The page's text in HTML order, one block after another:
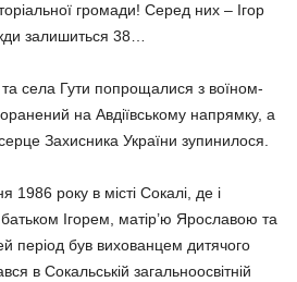
громади! Серед них – Ігор
зали­шиться 38…
села Гути попрощалися з воїном-
на Авдіївському напрямку, а
За­хисника України зупинилося.
1986 року в місті Сокалі, де і
Ігорем, матір’ю Ярославою та
період був вихо­ванцем дитячого
в Сокальській за­гальноосвітній